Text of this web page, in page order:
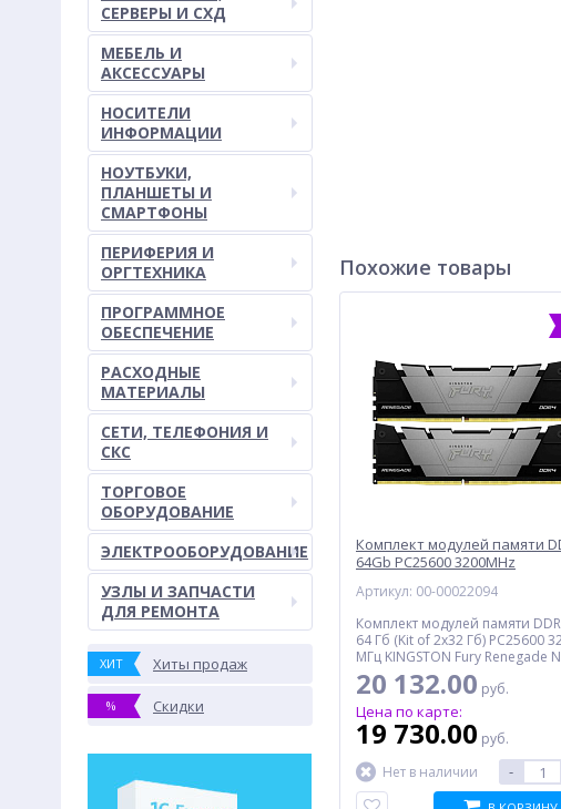
СЕРВЕРЫ И СХД
МЕБЕЛЬ И
АКСЕССУАРЫ
НОСИТЕЛИ
ИНФОРМАЦИИ
НОУТБУКИ,
ПЛАНШЕТЫ И
СМАРТФОНЫ
ПЕРИФЕРИЯ И
ОРГТЕХНИКА
ПРОГРАММНОЕ
ОБЕСПЕЧЕНИЕ
РАСХОДНЫЕ
МАТЕРИАЛЫ
СЕТИ, ТЕЛЕФОНИЯ И
СКС
ТОРГОВОЕ
ОБОРУДОВАНИЕ
ЭЛЕКТРООБОРУДОВАНИЕ
УЗЛЫ И ЗАПЧАСТИ
ДЛЯ РЕМОНТА
ХИТ Хиты продаж
% Скидки
Похожие товары
Комплект модулей памяти
64Gb PC25600 3200MHz
Retail
Артикул: 00-00022094
Комплект модулей памяти
64 Гб (Kit of 2x32 Гб) PC25600
МГц KINGSTON Fury Renegade
ECC CL17 Unbuffered DIMM, Retail
20 132.00 руб.
Цена по карте:
19 730.00 руб.
Нет в наличии
-